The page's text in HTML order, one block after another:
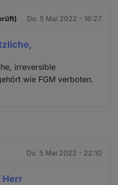
Do. 5 Mai 2022 - 16:27
irreversible
wie FGM verboten.
Do. 5 Mai 2022 - 22:10
Herr